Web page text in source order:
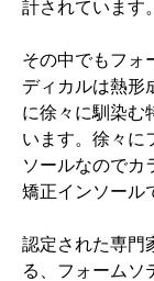
計されています。
その中でもフォ
ディカルは熱形
に徐々に馴染む
います。徐々に
ソールなのでカ
矯正インソール
認定された専門
る、フォームソ